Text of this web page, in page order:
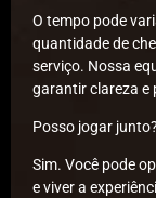
O tempo pode
quantidade de
serviço. Nossa
garantir clareza e
Posso jogar junto?
Sim. Você pode
e viver a